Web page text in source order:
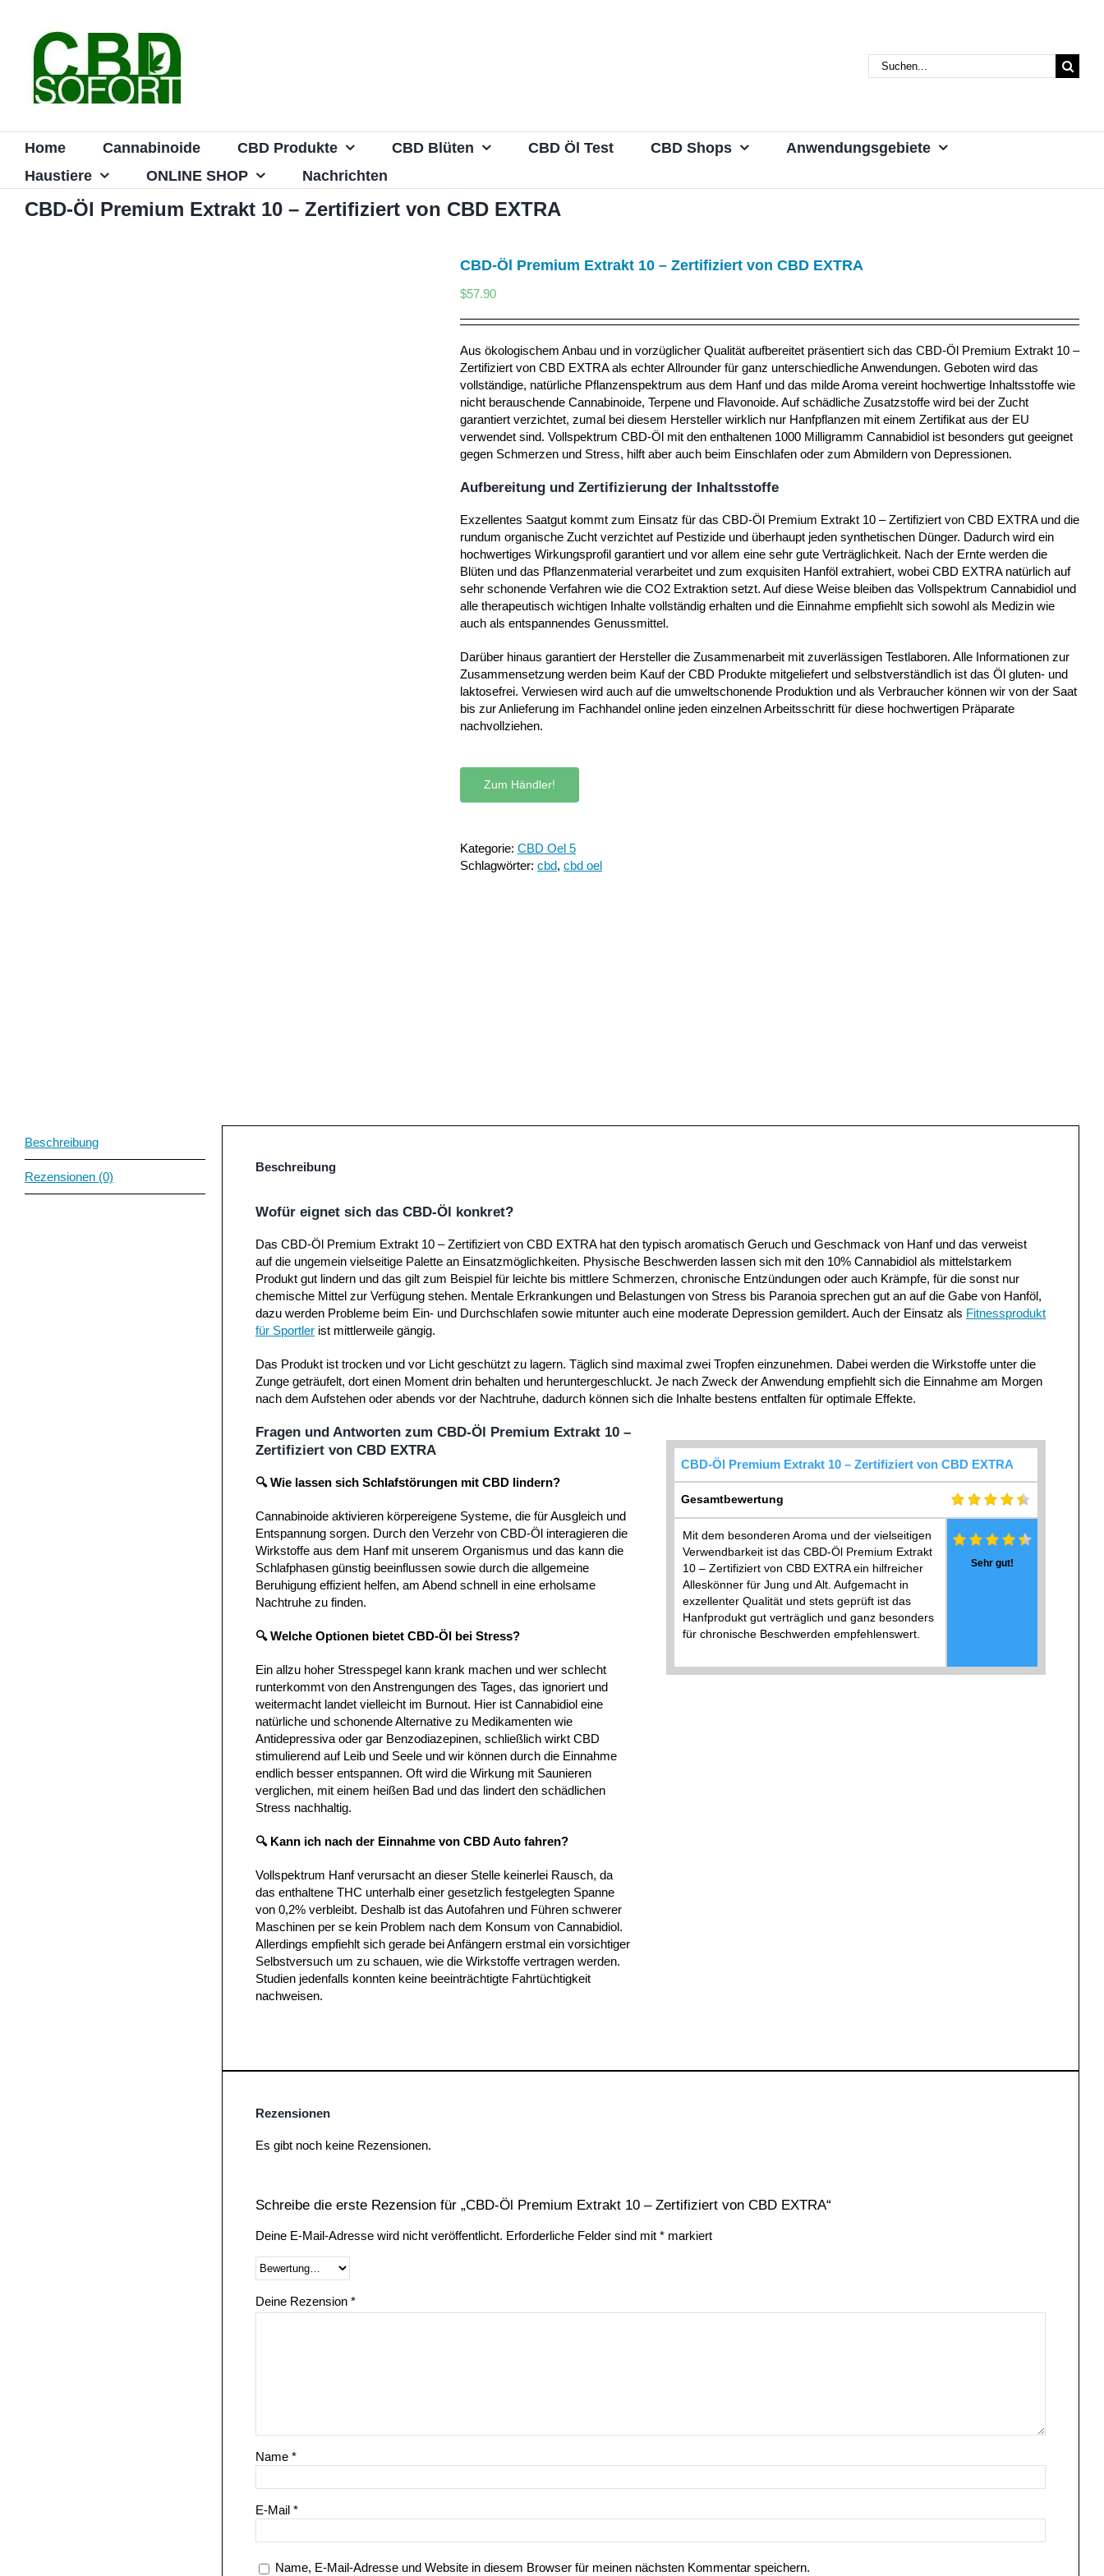
springen
Suche
nach:
Home Cannabinoide CBD Produkte CBD Blüten CBD Öl Test CBD Shops
Anwendungsgebiete
Haustiere
ONLINE SHOP Nachrichten
CBD-Öl Premium Extrakt 10 – Zertifiziert von CBD EXTRA
CBD-Öl Premium Extrakt 10 – Zertifiziert von CBD EXTRA
$57.90
Aus ökologischem Anbau und in vorzüglicher Qualität aufbereitet präsentiert sich das CBD-Öl Premium Extrakt 10 –
Zertifiziert von CBD EXTRA als echter Allrounder für ganz unterschiedliche Anwendungen. Geboten wird das
vollständige, natürliche Pflanzenspektrum aus dem Hanf und das milde Aroma vereint hochwertige Inhaltsstoffe wie
nicht berauschende Cannabinoide, Terpene und Flavonoide. Auf schädliche Zusatzstoffe wird bei der Zucht
garantiert verzichtet, zumal bei diesem Hersteller wirklich nur Hanfpflanzen mit einem Zertifikat aus der EU
verwendet sind. Vollspektrum CBD-Öl mit den enthaltenen 1000 Milligramm Cannabidiol ist besonders gut geeignet
gegen Schmerzen und Stress, hilft aber auch beim Einschlafen oder zum Abmildern von Depressionen.
Aufbereitung und Zertifizierung der Inhaltsstoffe
Exzellentes Saatgut kommt zum Einsatz für das CBD-Öl Premium Extrakt 10 – Zertifiziert von CBD EXTRA und die
rundum organische Zucht verzichtet auf Pestizide und überhaupt jeden synthetischen Dünger. Dadurch wird ein
hochwertiges Wirkungsprofil garantiert und vor allem eine sehr gute Verträglichkeit. Nach der Ernte werden die
Blüten und das Pflanzenmaterial verarbeitet und zum exquisiten Hanföl extrahiert, wobei CBD EXTRA natürlich auf
sehr schonende Verfahren wie die CO2 Extraktion setzt. Auf diese Weise bleiben das Vollspektrum Cannabidiol und
alle therapeutisch wichtigen Inhalte vollständig erhalten und die Einnahme empfiehlt sich sowohl als Medizin wie
auch als entspannendes Genussmittel.
Darüber hinaus garantiert der Hersteller die Zusammenarbeit mit zuverlässigen Testlaboren. Alle Informationen zur
Zusammensetzung werden beim Kauf der CBD Produkte mitgeliefert und selbstverständlich ist das Öl gluten- und
laktosefrei. Verwiesen wird auch auf die umweltschonende Produktion und als Verbraucher können wir von der Saat
bis zur Anlieferung im Fachhandel online jeden einzelnen Arbeitsschritt für diese hochwertigen Präparate
nachvollziehen.
Zum Händler!
Kategorie: CBD Oel 5
Schlagwörter: cbd, cbd oel
Beschreibung
Rezensionen (0)
Beschreibung
Wofür eignet sich das CBD-Öl konkret?
Das CBD-Öl Premium Extrakt 10 – Zertifiziert von CBD EXTRA hat den typisch aromatisch Geruch und Geschmack von Hanf und das verweist
auf die ungemein vielseitige Palette an Einsatzmöglichkeiten. Physische Beschwerden lassen sich mit den 10% Cannabidiol als mittelstarkem
Produkt gut lindern und das gilt zum Beispiel für leichte bis mittlere Schmerzen, chronische Entzündungen oder auch Krämpfe, für die sonst nur
chemische Mittel zur Verfügung stehen. Mentale Erkrankungen und Belastungen von Stress bis Paranoia sprechen gut an auf die Gabe von Hanföl,
dazu werden Probleme beim Ein- und Durchschlafen sowie mitunter auch eine moderate Depression gemildert. Auch der Einsatz als Fitnessprodukt
für Sportler ist mittlerweile gängig.
Das Produkt ist trocken und vor Licht geschützt zu lagern. Täglich sind maximal zwei Tropfen einzunehmen. Dabei werden die Wirkstoffe unter die
Zunge geträufelt, dort einen Moment drin behalten und heruntergeschluckt. Je nach Zweck der Anwendung empfiehlt sich die Einnahme am Morgen
nach dem Aufstehen oder abends vor der Nachtruhe, dadurch können sich die Inhalte bestens entfalten für optimale Effekte.
Fragen und Antworten zum CBD-Öl Premium Extrakt 10 –
Zertifiziert von CBD EXTRA
🔍 Wie lassen sich Schlafstörungen mit CBD lindern?
Cannabinoide aktivieren körpereigene Systeme, die für Ausgleich und
Entspannung sorgen. Durch den Verzehr von CBD-Öl interagieren die
Wirkstoffe aus dem Hanf mit unserem Organismus und das kann die
Schlafphasen günstig beeinflussen sowie durch die allgemeine
Beruhigung effizient helfen, am Abend schnell in eine erholsame
Nachtruhe zu finden.
🔍 Welche Optionen bietet CBD-Öl bei Stress?
Ein allzu hoher Stresspegel kann krank machen und wer schlecht
runterkommt von den Anstrengungen des Tages, das ignoriert und
weitermacht landet vielleicht im Burnout. Hier ist Cannabidiol eine
natürliche und schonende Alternative zu Medikamenten wie
Antidepressiva oder gar Benzodiazepinen, schließlich wirkt CBD
stimulierend auf Leib und Seele und wir können durch die Einnahme
endlich besser entspannen. Oft wird die Wirkung mit Saunieren
verglichen, mit einem heißen Bad und das lindert den schädlichen
Stress nachhaltig.
🔍 Kann ich nach der Einnahme von CBD Auto fahren?
Vollspektrum Hanf verursacht an dieser Stelle keinerlei Rausch, da
das enthaltene THC unterhalb einer gesetzlich festgelegten Spanne
von 0,2% verbleibt. Deshalb ist das Autofahren und Führen schwerer
Maschinen per se kein Problem nach dem Konsum von Cannabidiol.
Allerdings empfiehlt sich gerade bei Anfängern erstmal ein vorsichtiger
Selbstversuch um zu schauen, wie die Wirkstoffe vertragen werden.
Studien jedenfalls konnten keine beeinträchtigte Fahrtüchtigkeit
nachweisen.
CBD-Öl Premium Extrakt 10 – Zertifiziert von CBD EXTRA
Gesamtbewertung
Sehr gut!
Mit dem besonderen Aroma und der vielseitigen
Verwendbarkeit ist das CBD-Öl Premium Extrakt
10 – Zertifiziert von CBD EXTRA ein hilfreicher
Alleskönner für Jung und Alt. Aufgemacht in
exzellenter Qualität und stets geprüft ist das
Hanfprodukt gut verträglich und ganz besonders
für chronische Beschwerden empfehlenswert.
Rezensionen
Es gibt noch keine Rezensionen.
Schreibe die erste Rezension für „CBD-Öl Premium Extrakt 10 – Zertifiziert von CBD EXTRA“
Deine E-Mail-Adresse wird nicht veröffentlicht. Erforderliche Felder sind mit * markiert
Deine Rezension *
Name *
E-Mail *
Name, E-Mail-Adresse und Website in diesem Browser für meinen nächsten Kommentar speichern.